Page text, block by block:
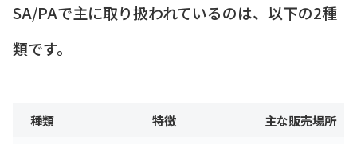
SA/PAで主に取り扱われているのは、以下の2種
類です。
種類 特徴
主な販売場所